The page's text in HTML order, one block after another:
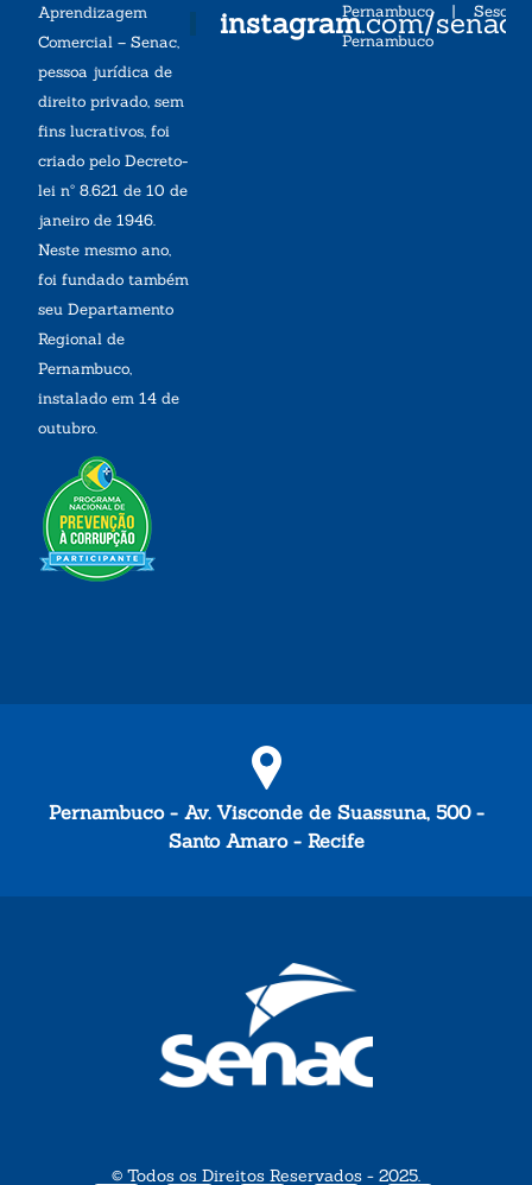
Aprendizagem
Comercial – Senac,
pessoa jurídica de
direito privado, sem
fins lucrativos, foi
criado pelo Decreto-
lei nº 8.621 de 10 de
janeiro de 1946.
Neste mesmo ano,
foi fundado também
seu Departamento
Regional de
Pernambuco,
instalado em 14 de
outubro.
instagram.com/
Pernambuco| Sesc
Pernambuco
Pernambuco - Av. Visconde de Suassuna, 500 -
Santo Amaro - Recife
© Todos os Direitos Reservados - 2025.